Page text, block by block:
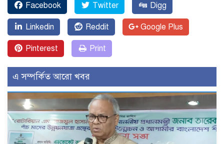
Facebook Twitter Digg
Linkedin Reddit Google Plus
Pinterest Print
এ সম্পর্কিত আরো খবর